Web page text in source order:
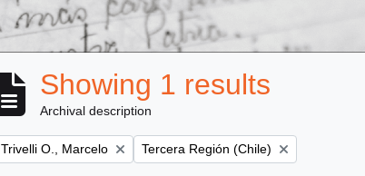
Showing 1 results
Archival description
Remove filter:
Trivelli O., Marcelo Remove filter:
Tercera Región (Chile)